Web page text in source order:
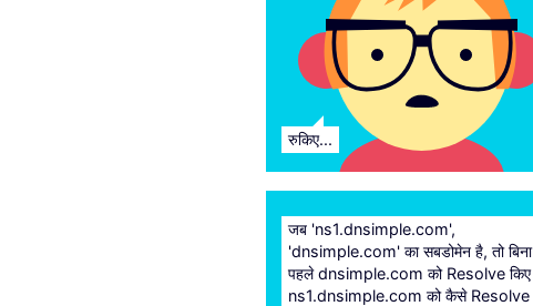
रुकिए...
जब 'ns1.dnsimple.com',
'dnsimple.com' का सबडोमेन है, तो बिना
पहले dnsimple.com को Resolve किए
ns1.dnsimple.com को कैसे Resolve